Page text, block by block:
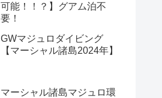
可能！！？】グアム泊不
要！
GWマジュロダイビング
【マーシャル諸島2024年】
マーシャル諸島マジュロ環